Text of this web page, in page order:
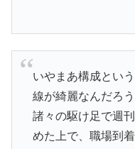
いやまあ構成とい
線が綺麗なんだろ
諸々の駆け足で週
めた上で、職場到